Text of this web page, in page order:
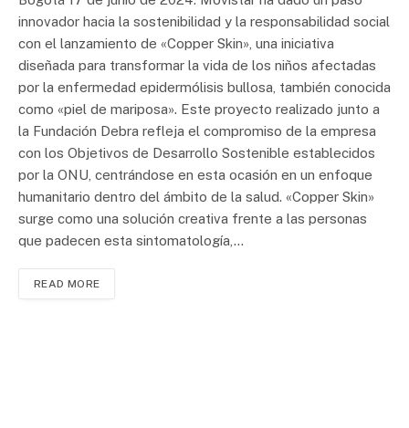
innovador hacia la sostenibilidad y la responsabilidad social
con el lanzamiento de «Copper Skin», una iniciativa
diseñada para transformar la vida de los niños afectadas
por la enfermedad epidermólisis bullosa, también conocida
como «piel de mariposa». Este proyecto realizado junto a
la Fundación Debra refleja el compromiso de la empresa
con los Objetivos de Desarrollo Sostenible establecidos
por la ONU, centrándose en esta ocasión en un enfoque
humanitario dentro del ámbito de la salud. «Copper Skin»
surge como una solución creativa frente a las personas
que padecen esta sintomatología,…
READ MORE